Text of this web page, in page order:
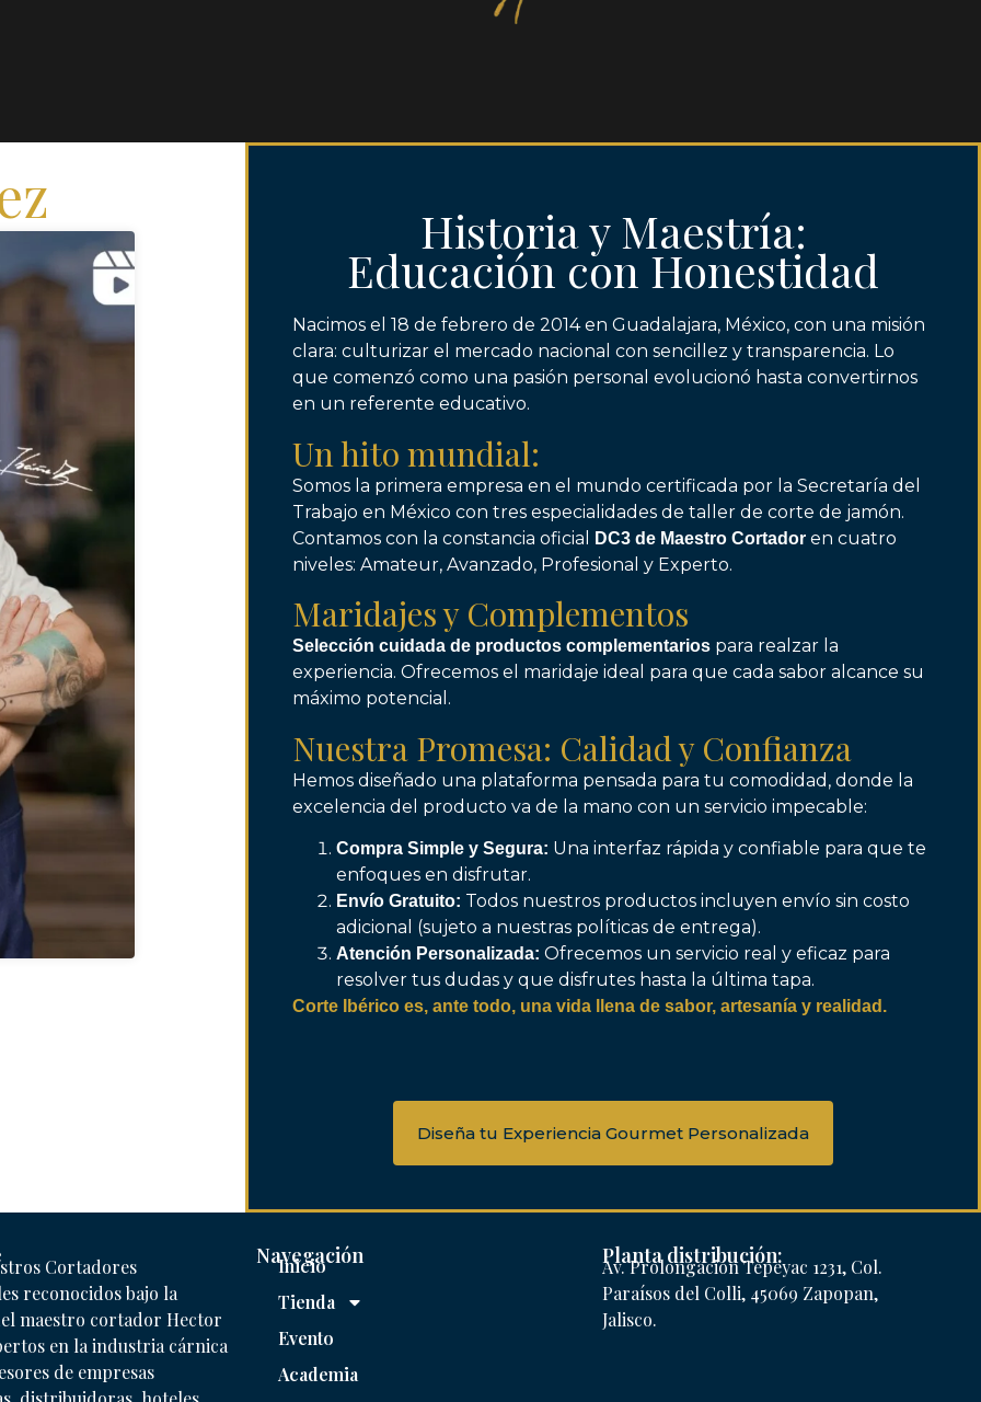
Historia y Maestría:
Educación con Honestidad
Nacimos el 18 de febrero de 2014 en Guadalajara, México, con una misión
clara: culturizar el mercado nacional con sencillez y transparencia. Lo
que comenzó como una pasión personal evolucionó hasta convertirnos
en un referente educativo.
Un hito mundial:
Somos la primera empresa en el mundo certificada por la Secretaría del
Trabajo en México con tres especialidades de taller de corte de jamón.
Contamos con la constancia oficial
DC3 de Maestro Cortador en cuatro
niveles: Amateur, Avanzado, Profesional y Experto.
Maridajes y Complementos
Selección cuidada de productos complementarios para realzar la
experiencia. Ofrecemos el maridaje ideal para que cada sabor alcance su
máximo potencial.
Nuestra Promesa: Calidad y Confianza
Hemos diseñado una plataforma pensada para tu comodidad, donde la
excelencia del producto va de la mano con un servicio impecable:
Compra Simple y Segura: Una interfaz rápida y confiable para que te
enfoques en disfrutar.
Envío Gratuito: Todos nuestros productos incluyen envío sin costo
adicional (sujeto a nuestras políticas de entrega).
Atención Personalizada: Ofrecemos un servicio real y eficaz para
resolver tus dudas y que disfrutes hasta la última tapa.
Corte Ibérico es, ante todo, una vida llena de sabor, artesanía y realidad.
Diseña tu Experiencia Gourmet Personalizada
Cortadores
reconocidos bajo la
maestro cortador Hector
en la industria cárnica
de empresas
Navegación
Inicio
Tienda
Evento
Academia
Planta distribución:
Av. Prolongación Tepeyac 1231, Col.
Paraísos del Colli, 45069 Zapopan,
Jalisco.